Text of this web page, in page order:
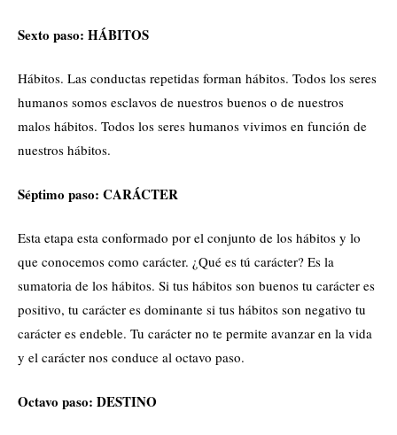
Sexto paso: HÁBITOS
Hábitos. Las conductas repetidas forman hábitos. Todos los seres
humanos somos esclavos de nuestros buenos o de nuestros
malos hábitos. Todos los seres humanos vivimos en función de
nuestros hábitos.
Séptimo paso: CARÁCTER
Esta etapa esta conformado por el conjunto de los hábitos y lo
que conocemos como carácter. ¿Qué es tú carácter? Es la
sumatoria de los hábitos. Si tus hábitos son buenos tu carácter es
positivo, tu carácter es dominante si tus hábitos son negativo tu
carácter es endeble. Tu carácter no te permite avanzar en la vida
y el carácter nos conduce al octavo paso.
Octavo paso: DESTINO